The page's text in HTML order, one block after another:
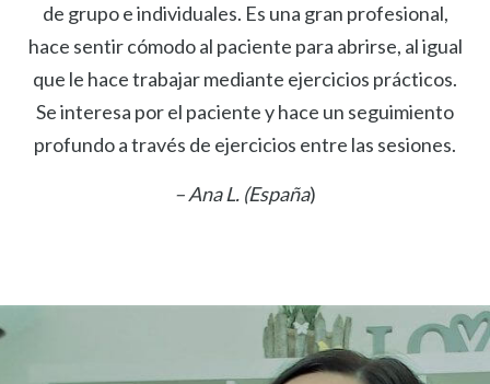
de grupo e individuales. Es una gran profesional,
hace sentir cómodo al paciente para abrirse, al igual
que le hace trabajar mediante ejercicios prácticos.
Se interesa por el paciente y hace un seguimiento
profundo a través de ejercicios entre las sesiones.
– Ana L. (España)